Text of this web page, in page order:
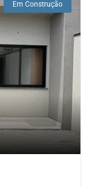
Em Construção